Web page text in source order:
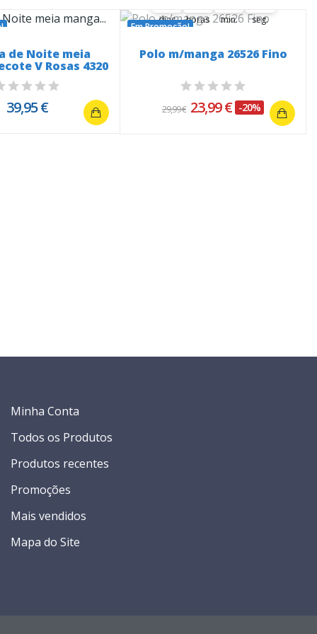
de Noite meia
V Rosas 4320
39,95 €
dias horas min. seg.
Em Promoção!
Polo m/manga 26526 Fino
29,99 € 23,99 € -20%
Minha Conta
Todos os Produtos
Produtos recentes
Promoções
Mais vendidos
Mapa do Site